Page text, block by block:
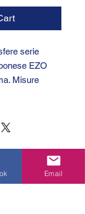
serie
EZO
Misure
Email